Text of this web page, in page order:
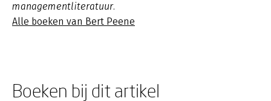
managementliteratuur.
Alle boeken van Bert Peene
Boeken bij dit artikel